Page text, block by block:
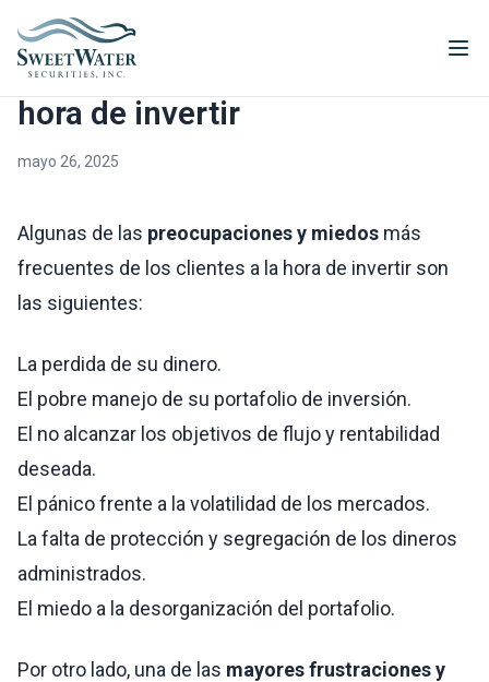
Miedos y frustraciones a la
hora de invertir
mayo 26, 2025
Algunas de las preocupaciones y miedos más
frecuentes de los clientes a la hora de invertir son
las siguientes:
La perdida de su dinero.
El pobre manejo de su portafolio de inversión.
El no alcanzar los objetivos de flujo y rentabilidad
deseada.
El pánico frente a la volatilidad de los mercados.
La falta de protección y segregación de los dineros
administrados.
El miedo a la desorganización del portafolio.
Por otro lado, una de las mayores frustraciones y